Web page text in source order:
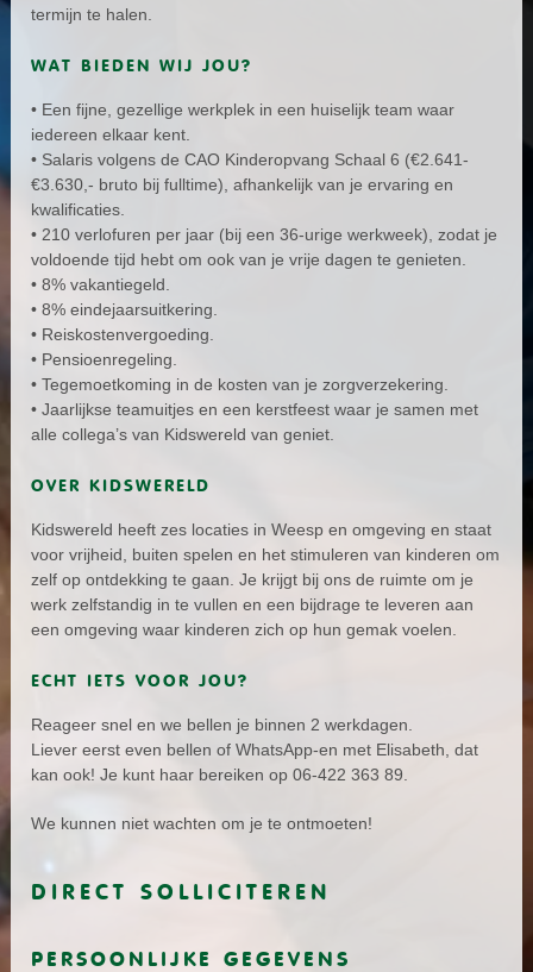
termijn te halen.
WAT BIEDEN WIJ JOU?
• Een fijne, gezellige werkplek in een huiselijk team waar
iedereen elkaar kent.
• Salaris volgens de CAO Kinderopvang Schaal 6 (€2.641-
€3.630,- bruto bij fulltime), afhankelijk van je ervaring en
kwalificaties.
• 210 verlofuren per jaar (bij een 36-urige werkweek), zodat je
voldoende tijd hebt om ook van je vrije dagen te genieten.
• 8% vakantiegeld.
• 8% eindejaarsuitkering.
• Reiskostenvergoeding.
• Pensioenregeling.
• Tegemoetkoming in de kosten van je zorgverzekering.
• Jaarlijkse teamuitjes en een kerstfeest waar je samen met
alle collega’s van Kidswereld van geniet.
OVER KIDSWERELD
Kidswereld heeft zes locaties in Weesp en omgeving en staat
voor vrijheid, buiten spelen en het stimuleren van kinderen om
zelf op ontdekking te gaan. Je krijgt bij ons de ruimte om je
werk zelfstandig in te vullen en een bijdrage te leveren aan
een omgeving waar kinderen zich op hun gemak voelen.
ECHT IETS VOOR JOU?
Reageer snel en we bellen je binnen 2 werkdagen.
Liever eerst even bellen of WhatsApp-en met Elisabeth, dat
kan ook! Je kunt haar bereiken op 06-422 363 89.
We kunnen niet wachten om je te ontmoeten!
DIRECT SOLLICITEREN
PERSOONLIJKE GEGEVENS